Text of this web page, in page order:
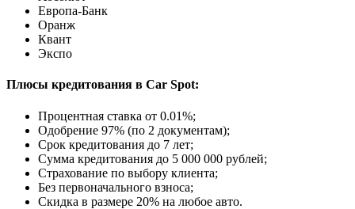
Европа-Банк
Оранж
Квант
Экспо
Плюсы кредитования в Car Spot:
Процентная ставка от 0.01%;
Одобрение 97% (по 2 документам);
Срок кредитования до 7 лет;
Сумма кредитования до 5 000 000 рублей;
Страхование по выбору клиента;
Без первоначального взноса;
Скидка в размере 20% на любое авто.